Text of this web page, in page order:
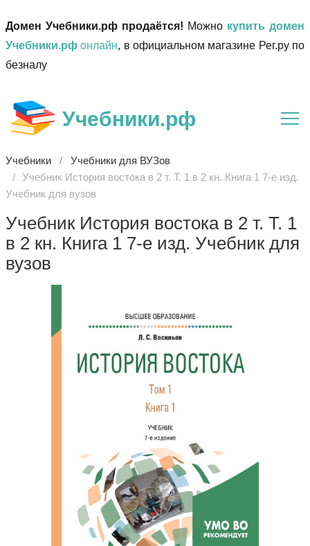
Домен Учебники.рф продаётся! Можно купить домен
Учебники.рф онлайн, в официальном магазине Рег.ру по
безналу
Учебники.рф
Учебники
Учебники для ВУЗов
Учебник История востока в 2 т. Т. 1 в 2 кн. Книга 1 7-е изд.
Учебник для вузов
Учебник История востока в 2 т. Т. 1
в 2 кн. Книга 1 7-е изд. Учебник для
вузов